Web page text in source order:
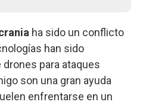
ha sido un conflicto
han sido
para ataques
son una gran ayuda
enfrentarse en un